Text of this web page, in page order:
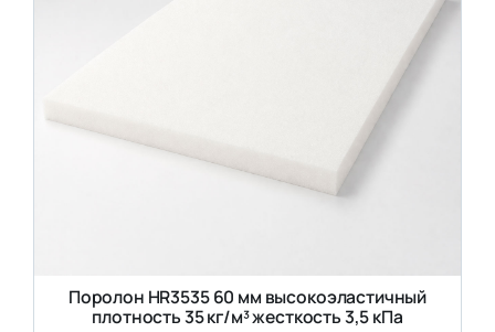
Поролон HR3535 60 мм высокоэластичный
плотность 35 кг/м³ жесткость 3,5 кПа